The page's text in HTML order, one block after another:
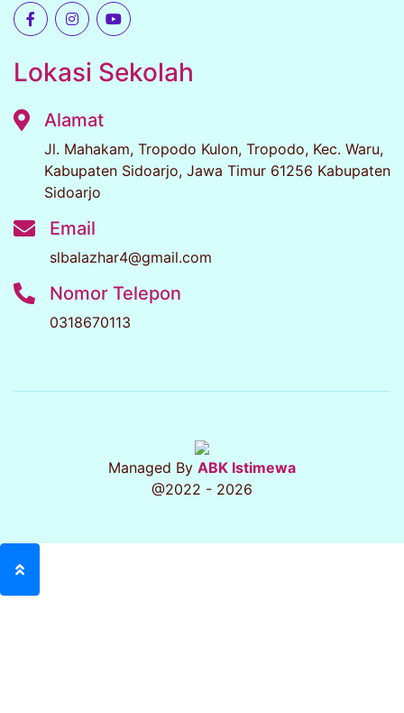
Lokasi Sekolah
Alamat
Jl. Mahakam, Tropodo Kulon, Tropodo, Kec. Waru,
Kabupaten Sidoarjo, Jawa Timur 61256 Kabupaten
Sidoarjo
Email
slbalazhar4@gmail.com
Nomor Telepon
0318670113
Managed By ABK Istimewa
@2022 - 2026